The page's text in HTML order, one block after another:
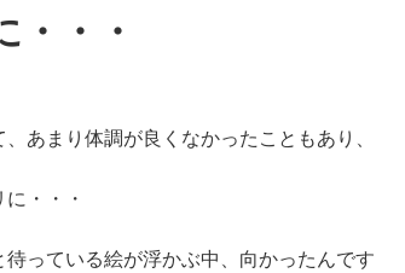
・・・
あまり体調が良くなかったこともあり、
・・・
っている絵が浮かぶ中、向かったんです